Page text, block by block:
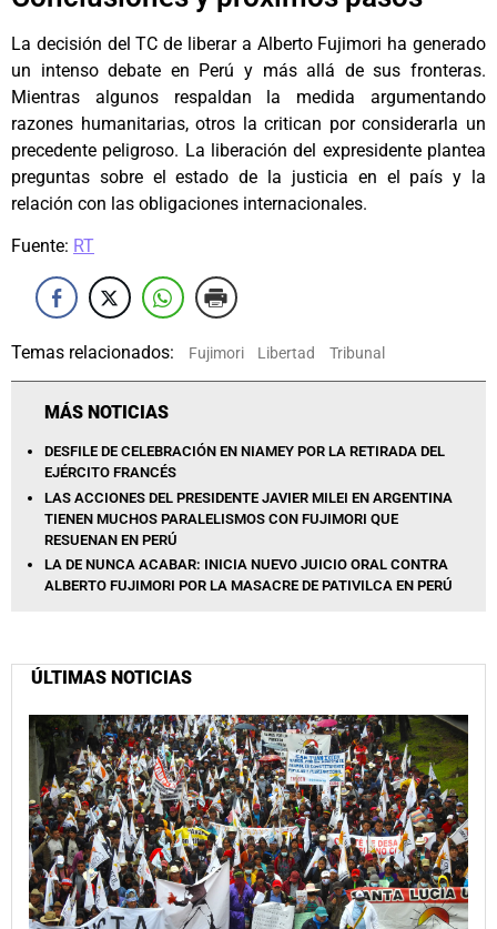
La decisión del TC de liberar a Alberto Fujimori ha generado
un intenso debate en Perú y más allá de sus fronteras.
Mientras algunos respaldan la medida argumentando
razones humanitarias, otros la critican por considerarla un
precedente peligroso. La liberación del expresidente plantea
preguntas sobre el estado de la justicia en el país y la
relación con las obligaciones internacionales.
Fuente: RT
Temas relacionados: Fujimori Libertad Tribunal
MÁS NOTICIAS
DESFILE DE CELEBRACIÓN EN NIAMEY POR LA RETIRADA DEL
EJÉRCITO FRANCÉS
LAS ACCIONES DEL PRESIDENTE JAVIER MILEI EN ARGENTINA
TIENEN MUCHOS PARALELISMOS CON FUJIMORI QUE
RESUENAN EN PERÚ
LA DE NUNCA ACABAR: INICIA NUEVO JUICIO ORAL CONTRA
ALBERTO FUJIMORI POR LA MASACRE DE PATIVILCA EN PERÚ
ÚLTIMAS NOTICIAS